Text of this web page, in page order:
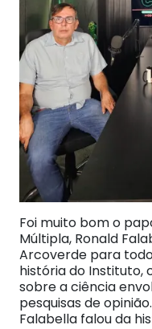
Foi muito bom o
Múltipla, Ronald
Arcoverde para
história do Instituto,
sobre a ciência
pesquisas de
Falabella falou da